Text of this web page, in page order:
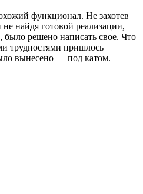
функционал. Не захотев
найдя готовой реализации,
было решено написать свое. Что
трудностями пришлось
вынесено — под катом.